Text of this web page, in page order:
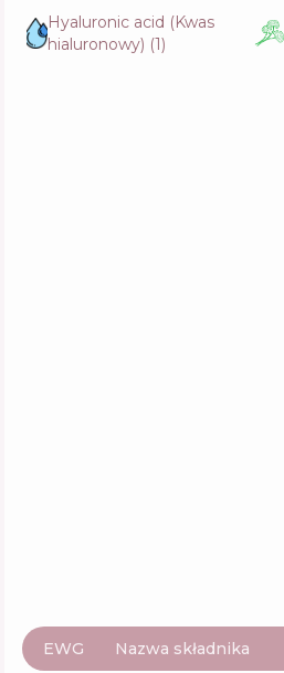
Hyaluronic acid (Kwas
hialuronowy) (1)
EWG Nazwa składnika